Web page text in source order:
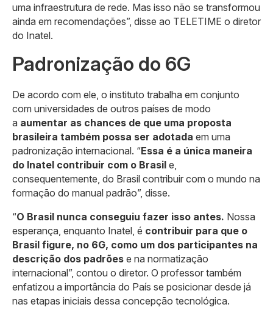
uma infraestrutura de rede. Mas isso não se transformou
ainda em recomendações”, disse ao TELETIME o diretor
do Inatel.
Padronização do 6G
De acordo com ele, o instituto trabalha em conjunto
com universidades de outros países de modo
a aumentar as chances de que uma proposta
brasileira também possa ser adotada em uma
padronização internacional. “Essa é a única maneira
do Inatel contribuir com o Brasil e,
consequentemente, do Brasil contribuir com o mundo na
formação do manual padrão”, disse.
“O Brasil nunca conseguiu fazer isso antes. Nossa
esperança, enquanto Inatel, é contribuir para que o
Brasil figure, no 6G, como um dos participantes na
descrição dos padrões e na normatização
internacional”, contou o diretor. O professor também
enfatizou a importância do País se posicionar desde já
nas etapas iniciais dessa concepção tecnológica.